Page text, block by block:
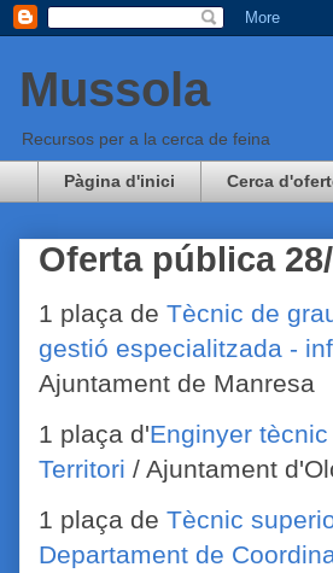
Mussola
Recursos per a la cerca de feina
Pàgina d'inici Cerca
Oferta pública
1 plaça de Tècnic de
gestió especialitzada -
Ajuntament de Manresa
1 plaça d'Enginyer
Territori / Ajuntament
1 plaça de Tècnic
Departament de